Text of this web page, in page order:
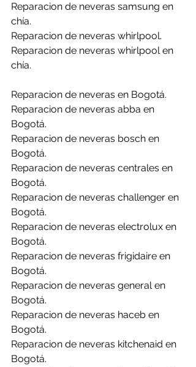
Reparacion de neveras samsung en
chía.
Reparacion de neveras whirlpool.
Reparacion de neveras whirlpool en
chía.
Reparacion de neveras en Bogotá.
Reparacion de neveras abba en
Bogotá.
Reparacion de neveras bosch en
Bogotá.
Reparacion de neveras centrales en
Bogotá.
Reparacion de neveras challenger en
Bogotá.
Reparacion de neveras electrolux en
Bogotá.
Reparacion de neveras frigidaire en
Bogotá.
Reparacion de neveras general en
Bogotá.
Reparacion de neveras haceb en
Bogotá.
Reparacion de neveras kitchenaid en
Bogotá.